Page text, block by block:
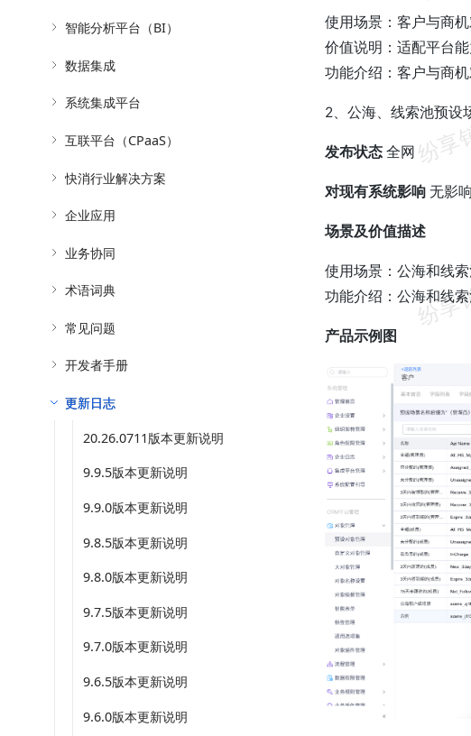
智能分析平台（BI）
数据集成
系统集成平台
互联平台（CPaaS）
快消行业解决方案
企业应用
业务协同
术语词典
常见问题
开发者手册
更新日志
20.26.0711版本更新说明
9.9.5版本更新说明
9.9.0版本更新说明
9.8.5版本更新说明
9.8.0版本更新说明
9.7.5版本更新说明
9.7.0版本更新说明
9.6.5版本更新说明
9.6.0版本更新说明
使用场景：客户与商
价值说明：适配平台
功能介绍：客户与商
2、公海、线索池预设
发布状态 全网
对现有系统影响 无影响
场景及价值描述
使用场景：公海和线
功能介绍：公海和线
产品示例图